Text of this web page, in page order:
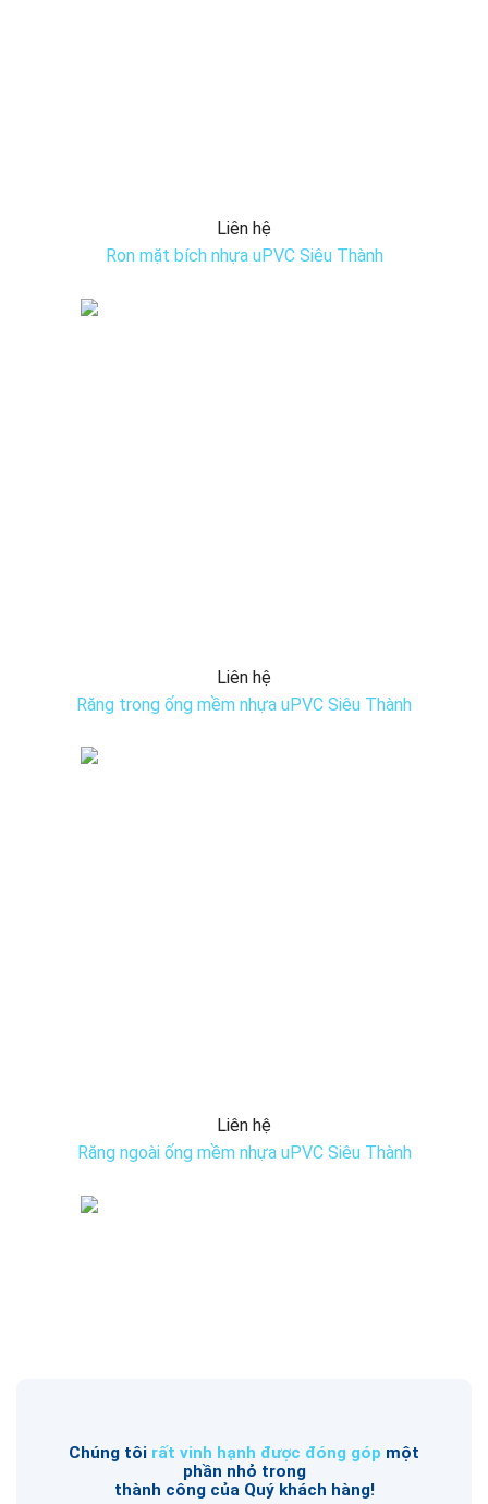
Liên hệ
Ron mặt bích nhựa uPVC Siêu Thành
Liên hệ
Răng trong ống mềm nhựa uPVC Siêu Thành
Liên hệ
Răng ngoài ống mềm nhựa uPVC Siêu Thành
Chúng tôi rất vinh hạnh được đóng góp một
phần nhỏ trong
thành công của Quý khách hàng!